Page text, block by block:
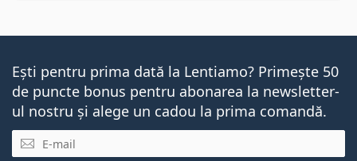
Ești pentru prima dată la Lentiamo? Primește 50
de puncte bonus pentru abonarea la newsletter-
ul nostru și alege un cadou la prima comandă.
E-mail